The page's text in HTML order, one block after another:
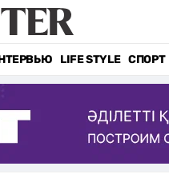
LIFE STYLE СПОРТ